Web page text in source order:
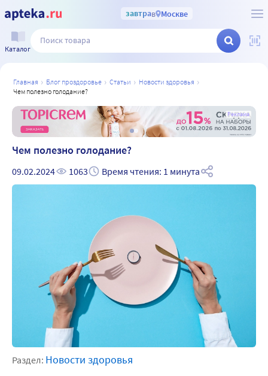
завтрав Москве
Каталог
главная блог проздоровье статьи
новости здоровья
чем полезно голодание?
Реклама
Чем полезно голодание?
09.02.2024 1063 Время чтения: 1 минута
Раздел: Новости здоровья